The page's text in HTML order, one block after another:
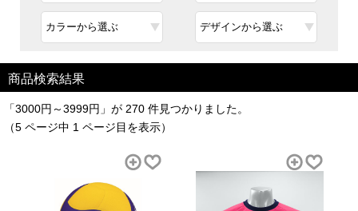
商品検索結果
「3000円～3999円」が 270 件見つかりました。
（5 ページ中 1 ページ目を表示）